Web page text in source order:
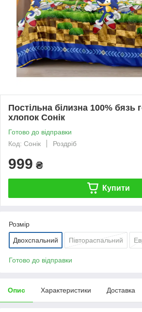
Постільна білизна 100% бязь
хлопок Сонік
Готово до відправки
Код: Сонік
Роздріб
999 ₴
Купити
Розмір
Двохспальний Півтораспальний
Готово до відправки
Опис Характеристики Доставка